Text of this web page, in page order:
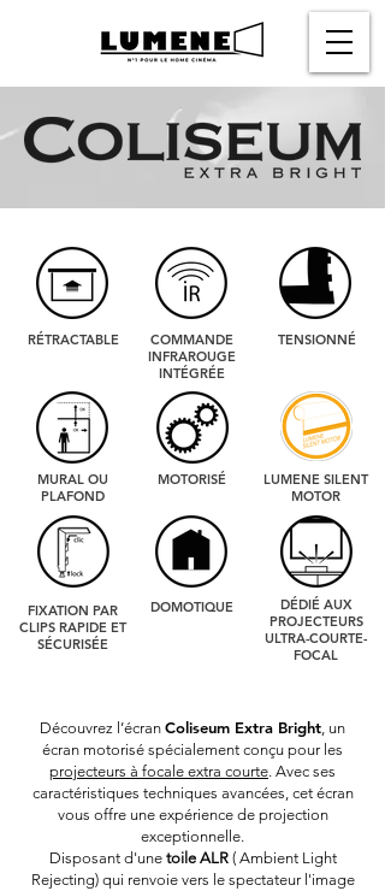
RÉTRACTABLE
MURAL OU
PLAFOND
FIXATION PAR
CLIPS RAPIDE ET
SÉCURISÉE
COMMANDE
INFRAROUGE
INTÉGRÉE
MOTORISÉ
DOMOTIQUE
TENSIONNÉ
LUMENE SILENT
MOTOR
DÉDIÉ AUX
PROJECTEURS
ULTRA-COURTE-
FOCAL
Découvrez l’écran Coliseum Extra Bright, un
écran motorisé spécialement conçu pour les
projecteurs à focale extra courte. Avec ses
caractéristiques techniques avancées, cet écran
vous offre une expérience de projection
exceptionnelle.
Disposant d'une toile ALR( Ambient Light
Rejecting) qui renvoie vers le spectateur l'image